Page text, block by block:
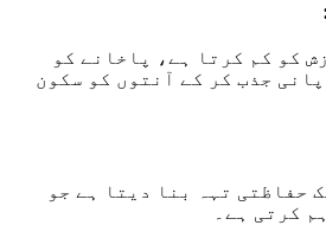
کو کم کرتا ہے، پاخانے کو
جذب کر کے آنتوں کو سکون
حفاظتی تہہ بنا دیتا ہے جو
کرتی ہے۔